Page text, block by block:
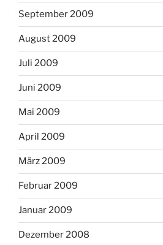
September 2009
August 2009
Juli 2009
Juni 2009
Mai 2009
April 2009
März 2009
Februar 2009
Januar 2009
Dezember 2008